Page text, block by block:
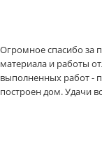
Огромное спасибо за
материала и работы
выполненных работ -
построен дом. Удачи